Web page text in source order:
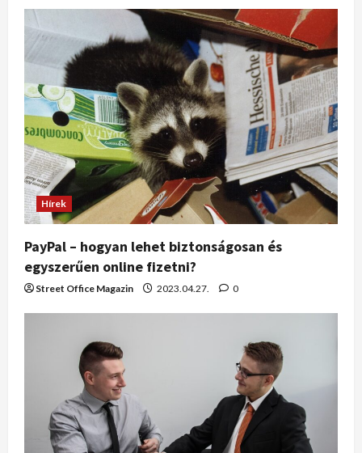
Hírek
PayPal – hogyan lehet biztonságosan és
egyszerűen online fizetni?
Street Office Magazin 2023.04.27. 0